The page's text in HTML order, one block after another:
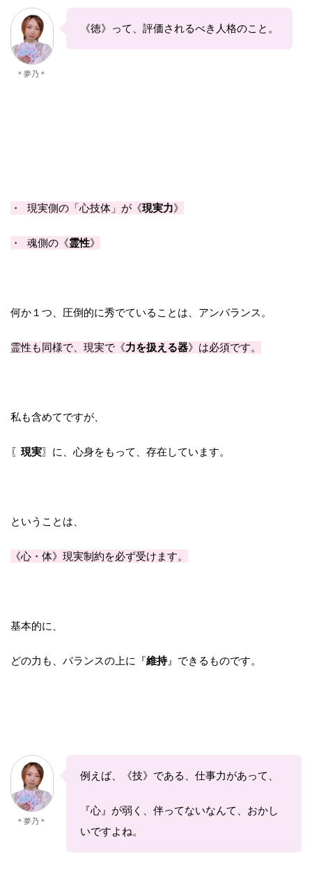
＊夢乃＊
《徳》って、評価されるべき人格のこと。
・ 現実側の「心技体」が《現実力》
・ 魂側の《霊性》
何か１つ、圧倒的に秀でていることは、アンバランス。
霊性も同様で、現実で《力を扱える器》は必須です。
私も含めてですが、
〖 現実〗に、心身をもって、存在しています。
ということは、
《心・体》現実制約を必ず受けます。
基本的に、
どの力も、バランスの上に『維持』できるものです。
＊夢乃＊
例えば、《技》である、仕事力があって、
『心』が弱く、伴ってないなんて、おかし
いですよね。